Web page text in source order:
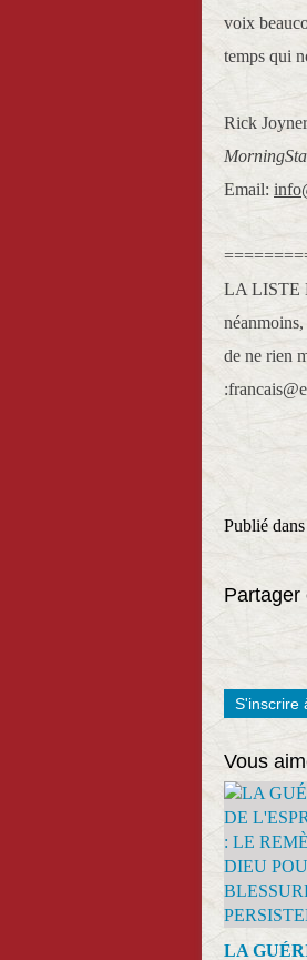
voix
temps qui
Rick Joyner
Email:
LA LISTE
de ne rien
Publié dans
Partager
S'inscrire
Vous
LA